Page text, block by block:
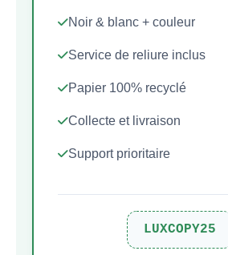
Noir & blanc + couleur
Service de reliure inclus
Papier 100% recyclé
Collecte et livraison
Support prioritaire
LUXCOPY25